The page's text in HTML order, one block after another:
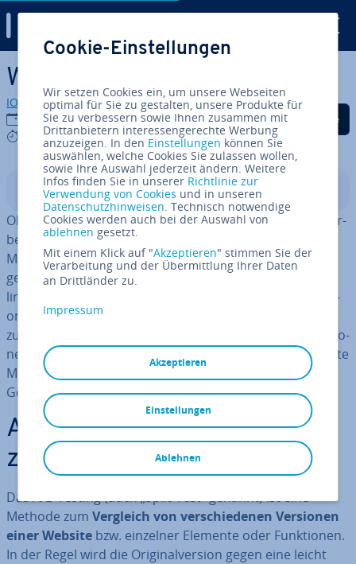
Zum Haupt­in­halt springen
Was ist A/B-Testing?
IONOS Redaktion
15.08.2019
6 mins
Auf Facebook teilen
Auf Twitter teilen
Auf LinkedIn
In­halts­ver­zeich­nis
Ob bei der Ge­stal­tung von News­let­tern oder Online-Wer­
be­an­zei­gen: Marketer versuchen ständig ihre
Maßnahmen zu ver­bes­sern, nut­zer­freund­li­cher zu
gestalten und das Beste aus den Mög­lich­kei­ten des On­
line­mar­ke­tings her­aus­zu­ho­len. Das Ziel: mehr Con­ver­si­
ons und damit mehr Umsatz für das Un­ter­neh­men. Ob
zur Op­ti­mie­rung von ganzen Websites, einzelnen Funk­tio­
nen oder Landing­pa­ges: Das A/B-Testing hat sich als gute
Methode bewährt, um Schritt für Schritt zur optimalen
Ge­stal­tung zu kommen.
A/B-Testing: Das Grund­prin­
zip
Das A/B-Testing (auch „Split-Test“ genannt) ist eine
Methode zum Vergleich von ver­schie­de­nen Versionen
einer Website bzw. einzelner Elemente oder Funk­tio­nen.
In der Regel wird die Ori­gi­nal­ver­si­on gegen eine leicht
Cookie-Einstellungen
Wir setzen Cookies ein, um unsere Webseiten
optimal für Sie zu gestalten, unsere Produkte für
Sie zu verbessern sowie Ihnen zusammen mit
Drittanbietern interessengerechte Werbung
anzuzeigen. In den Einstellungen können Sie
auswählen, welche Cookies Sie zulassen wollen,
sowie Ihre Auswahl jederzeit ändern. Weitere
Infos finden Sie in unserer Richtlinie zur
Verwendung von Cookies und in unseren
Datenschutzhinweisen. Technisch notwendige
Cookies werden auch bei der Auswahl von
ablehnen gesetzt.
Mit einem Klick auf "Akzeptieren" stimmen Sie der
Verarbeitung und der Übermittlung Ihrer Daten
an Drittländer zu.
Impressum
Akzeptieren
Ablehnen
Einstellungen